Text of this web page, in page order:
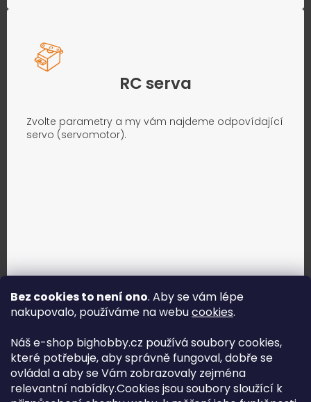
Bez cookies to není ono. Aby se vám lépe
nakupovalo, používáme na webucookies.
Náš e-shop bighobby.cz používá soubory cookies,
které potřebuje, aby správně fungoval, dobře se
ovládal a aby se Vám zobrazovaly zejména
relevantní nabídky.Cookies jsou soubory sloužící k
RC serva
Zvolte parametry a my vám najdeme odpovídající
servo (servomotor).
Jak vybrat správné servo?
Najít správné servo